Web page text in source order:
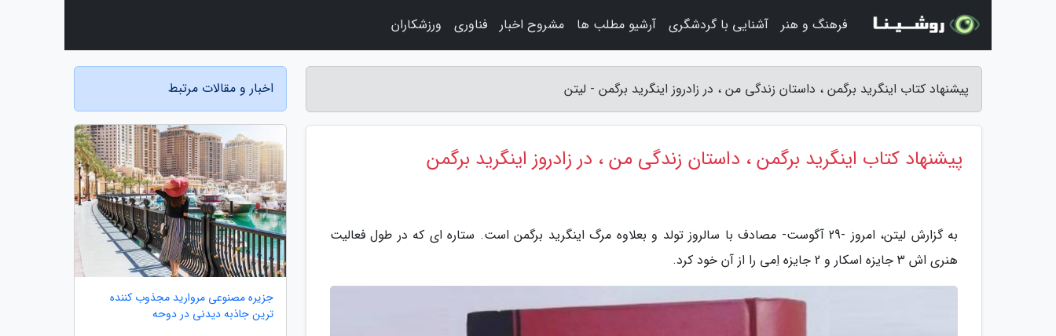
پیشنهاد کتاب اینگرید برگمن ، داستان زندگی من ، در زادروز اینگرید برگمن - لیتن
پیشنهاد کتاب اینگرید برگمن ، داستان زندگی من ، در زادروز اینگرید برگمن
به گزارش لیتن، امروز -29 آگوست- مصادف با سالروز تولد و بعلاوه مرگ اینگرید برگمن است. ستاره ای که در طول فعالیت
هنری اش 3 جایزه اسکار و 2 جایزه اِمی را از آن خود کرد.
اخبار و مقالات مرتبط
جزیره مصنوعی مروارید مجذوب کننده
ترین جاذبه دیدنی در دوحه
فرهنگ و هنر آشنایی با گردشگری آرشیو مطلب ها مشروح اخبار فناوری ورزشکاران